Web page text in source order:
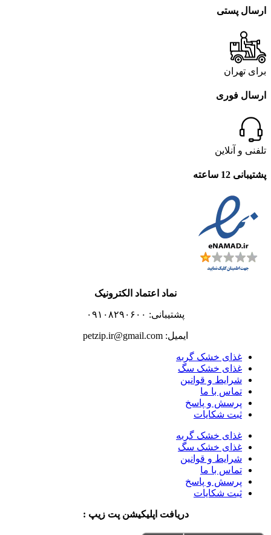
ارسال پستی
برای تهران
ارسال فوری
تلفنی و آنلاین
پشتیبانی 12 ساعته
نماد اعتماد الکترونیک
پشتیبانی: ۰۹۱۰۸۲۹۰۶۰۰
ایمیل: petzip.ir@gmail.com
غذای خشک گربه
غذای خشک سگ
شرایط و قوانین
تماس با ما
پرسش و پاسخ
ثبت شکایات
غذای خشک گربه
غذای خشک سگ
شرایط و قوانین
تماس با ما
پرسش و پاسخ
ثبت شکایات
دریافت اپلیکیشن پت زیپ :